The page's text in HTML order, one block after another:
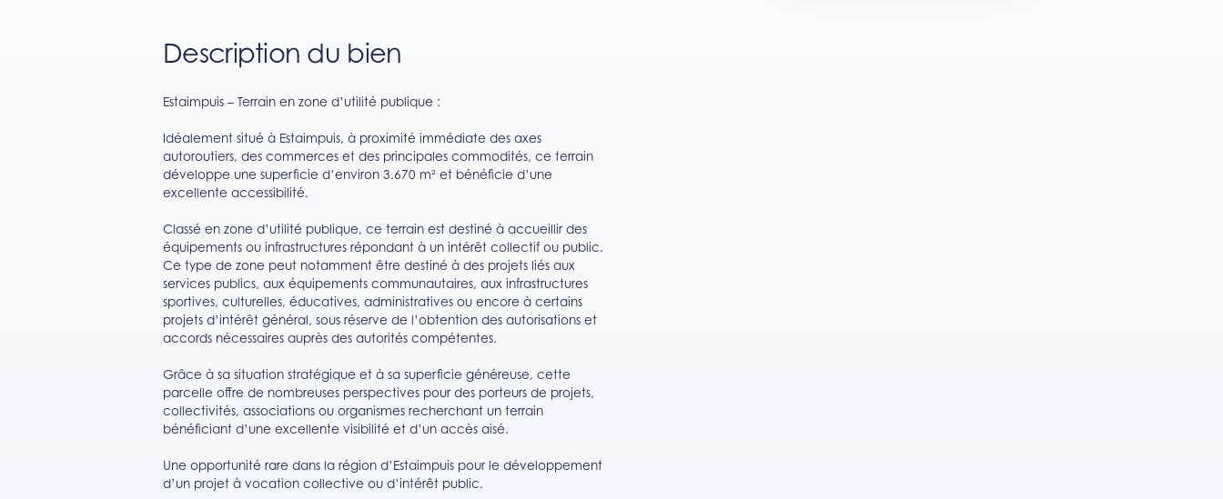
Description du bien
Estaimpuis – Terrain en zone d’utilité publique :
Idéalement situé à Estaimpuis, à proximité immédiate des axes
autoroutiers, des commerces et des principales commodités, ce terrain
développe une superficie d’environ 3.670 m² et bénéficie d’une
excellente accessibilité.
Classé en zone d’utilité publique, ce terrain est destiné à accueillir des
équipements ou infrastructures répondant à un intérêt collectif ou public.
Ce type de zone peut notamment être destiné à des projets liés aux
services publics, aux équipements communautaires, aux infrastructures
sportives, culturelles, éducatives, administratives ou encore à certains
projets d’intérêt général, sous réserve de l’obtention des autorisations et
accords nécessaires auprès des autorités compétentes.
Grâce à sa situation stratégique et à sa superficie généreuse, cette
parcelle offre de nombreuses perspectives pour des porteurs de projets,
collectivités, associations ou organismes recherchant un terrain
bénéficiant d’une excellente visibilité et d’un accès aisé.
Une opportunité rare dans la région d’Estaimpuis pour le développement
d’un projet à vocation collective ou d’intérêt public.